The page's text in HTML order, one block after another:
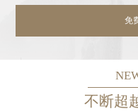
不断超